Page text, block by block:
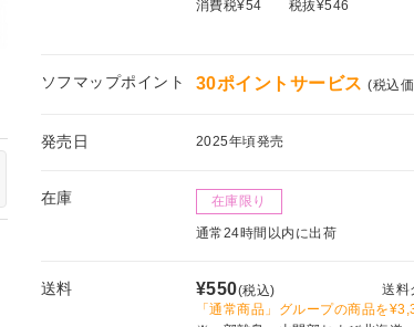
消費税¥54 税抜¥546
ソフマップポイント 30ポイントサービス(税込
発売日 2025年頃発売
在庫 在庫限り
通常24時間以内に出荷
送料 ¥550(税込) 送料
「通常商品」グループの商品を